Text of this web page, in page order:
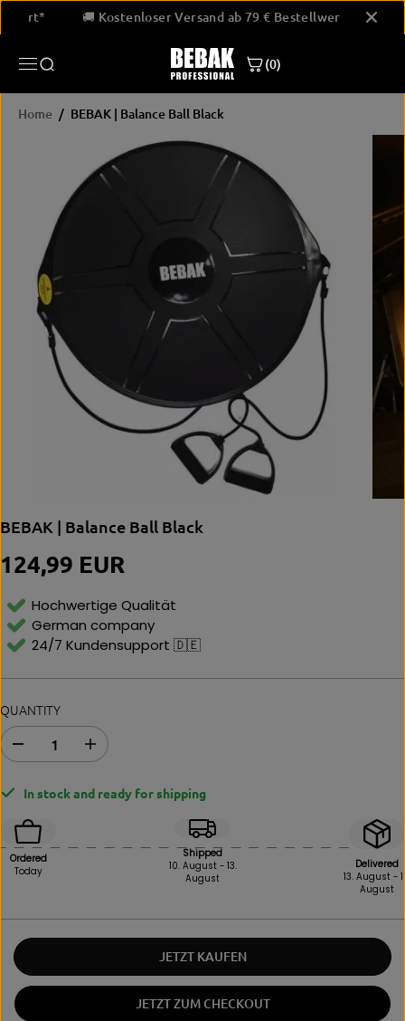
SKIP TO
CONTENT 🚚 Kostenloser Versand ab 79 € Bestellwert*
(0)
Home
BEBAK | Balance Ball Black
INFORMATION
BEBAK | Balance Ball Black
R
P
I
C
E
124,99 EUR
Hochwertige Qualität
German company
24/7 Kundensupport 🇩🇪
QUANTITY
e
a
s
e
a
n
i
t
I
n
r
s
n
In stock and ready for shipping
Ordered
Today
Shipped
10. August - 13.
August
Delivered
13. August -
August
JETZT KAUFEN
JETZT ZUM CHECKOUT